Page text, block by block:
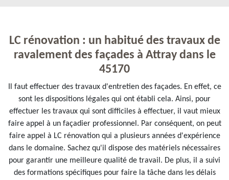
LC rénovation : un habitué des travaux de
ravalement des façades à Attray dans le
45170
Il faut effectuer des travaux d'entretien des façades. En effet, ce
sont les dispositions légales qui ont établi cela. Ainsi, pour
effectuer les travaux qui sont difficiles à effectuer, il vaut mieux
faire appel à un façadier professionnel. Par conséquent, on peut
faire appel à LC rénovation qui a plusieurs années d'expérience
dans le domaine. Sachez qu'il dispose des matériels nécessaires
pour garantir une meilleure qualité de travail. De plus, il a suivi
des formations spécifiques pour faire la tâche dans les délais